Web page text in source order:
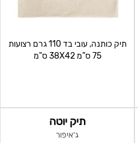
תיק כותנה, עובי בד 110 גרם רצועות
75 ס”מ 38X42 ס"מ
תיק יוטה
ג'איפור